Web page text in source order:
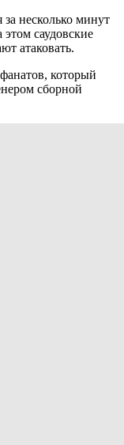
несколько минут
саудовские
атаковать.
который
сборной